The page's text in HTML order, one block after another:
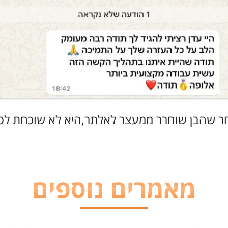
שהבן שוחרר ממעצר לאלתר,היא לא שוכחת
מאמרים נוספים